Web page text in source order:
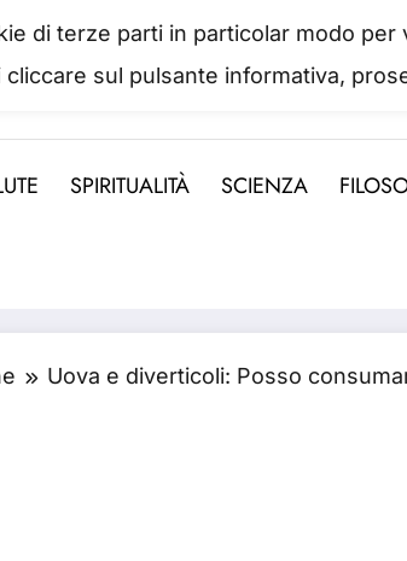
IL
è come il denaro, non abbiamo
SPIRITUALITÀ SCIENZA
Uova e diverticoli: Posso
di terze parti in particolar modo
cliccare sul pulsante informativa,